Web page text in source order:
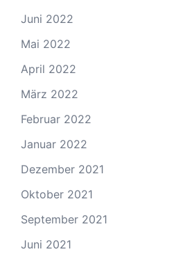
Juni 2022
Mai 2022
April 2022
März 2022
Februar 2022
Januar 2022
Dezember 2021
Oktober 2021
September 2021
Juni 2021